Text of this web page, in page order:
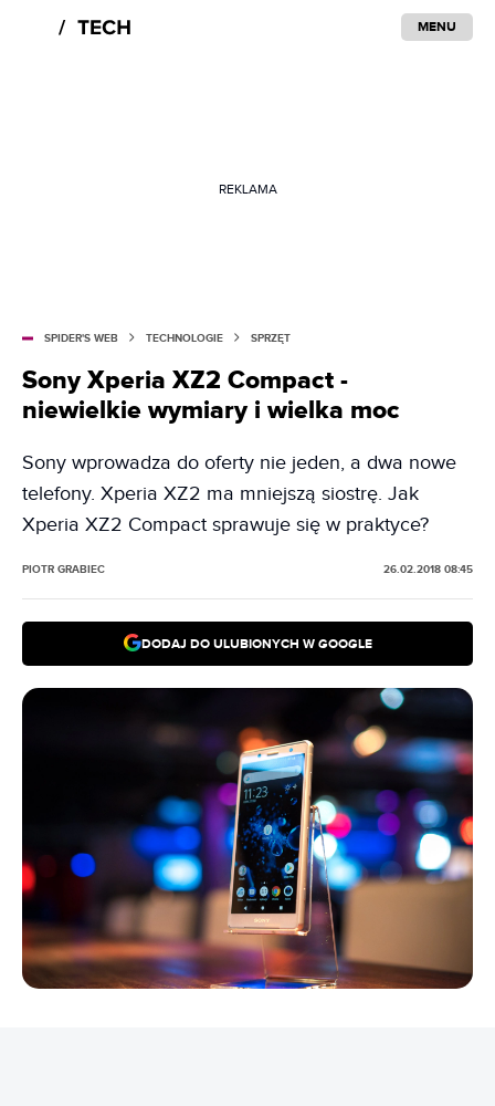
MENU
REKLAMA
SPIDER'S WEB TECHNOLOGIE SPRZĘT
Sony Xperia XZ2 Compact -
niewielkie wymiary i wielka moc
Sony wprowadza do oferty nie jeden, a dwa nowe
telefony. Xperia XZ2 ma mniejszą siostrę. Jak
Xperia XZ2 Compact sprawuje się w praktyce?
PIOTR GRABIEC 26.02.2018 08:45
DODAJ DO ULUBIONYCH W GOOGLE